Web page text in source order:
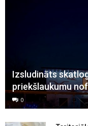
Izsludināts
priekšlaukumu
0